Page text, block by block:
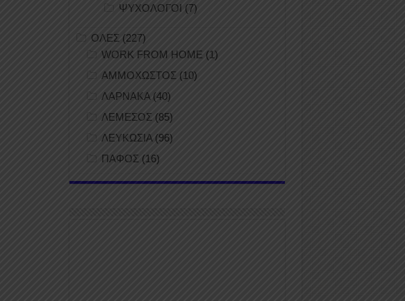
ΨΥΧΟΛΟΓΟΙ (7)
ΟΛΕΣ (227)
WORK FROM HOME (1)
ΑΜΜΟΧΩΣΤΟΣ (10)
ΛΑΡΝΑΚΑ (40)
ΛΕΜΕΣΟΣ (85)
ΛΕΥΚΩΣΙΑ(96)
ΠΑΦΟΣ (16)